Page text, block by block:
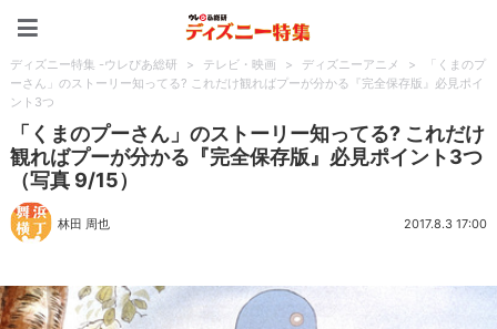
ディズニー特集 -ウレぴあ総研 > テレビ・映画 > ディズニーアニメ >
「くまのプ
ーさん」のストーリー知ってる? これだけ観ればプーが分かる『完全保存版』必見ポイ
ント3つ
「くまのプーさん」のストーリー知ってる? これだけ
観ればプーが分かる『完全保存版』必見ポイント3つ
（写真 9/15）
林田 周也 2017.8.3 17:00